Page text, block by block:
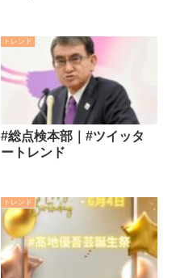
トレンド
#総点検本部｜#ツイッタ
ートレンド
トレンド